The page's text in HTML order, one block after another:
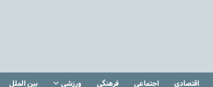
اقتصادی اجتماعی فرهنگی ورزشی بین الملل